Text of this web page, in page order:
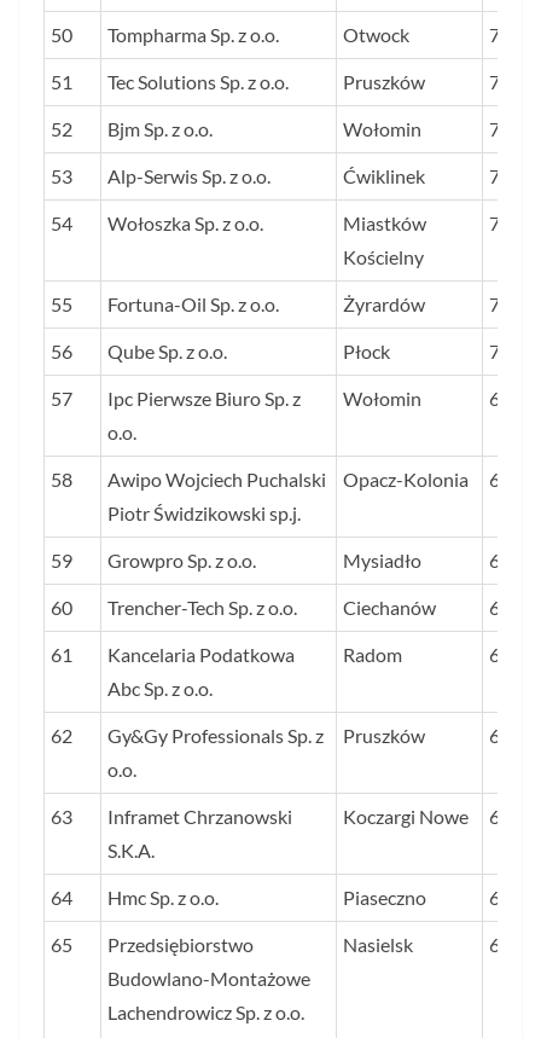
50 Tompharma Sp. z o.o. Otwock 76
51 Tec Solutions Sp. z o.o. Pruszków 75
52 Bjm Sp. z o.o. Wołomin 75
53 Alp-Serwis Sp. z o.o. Ćwiklinek 73
54 Wołoszka Sp. z o.o.
Miastków
Kościelny
73
55 Fortuna-Oil Sp. z o.o. Żyrardów 72
56 Qube Sp. z o.o. Płock 71
57
Ipc Pierwsze Biuro Sp. z
o.o.
Wołomin 69
58
Awipo Wojciech Puchalski
Piotr Świdzikowski sp.j.
Opacz-Kolonia 69
59 Growpro Sp. z o.o. Mysiadło 69
60 Trencher-Tech Sp. z o.o. Ciechanów 69
61
Kancelaria Podatkowa
Abc Sp. z o.o.
Radom 68
62
Gy&Gy Professionals Sp. z
o.o.
Pruszków 68
63
Inframet Chrzanowski
S.K.A.
Koczargi Nowe 68
64 Hmc Sp. z o.o. Piaseczno 68
65
Przedsiębiorstwo
Budowlano-Montażowe
Lachendrowicz Sp. z o.o.
Nasielsk 68